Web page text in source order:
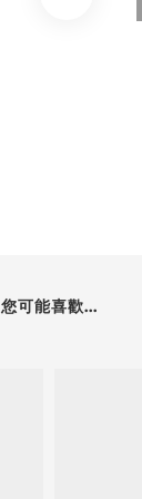
您可能喜歡...